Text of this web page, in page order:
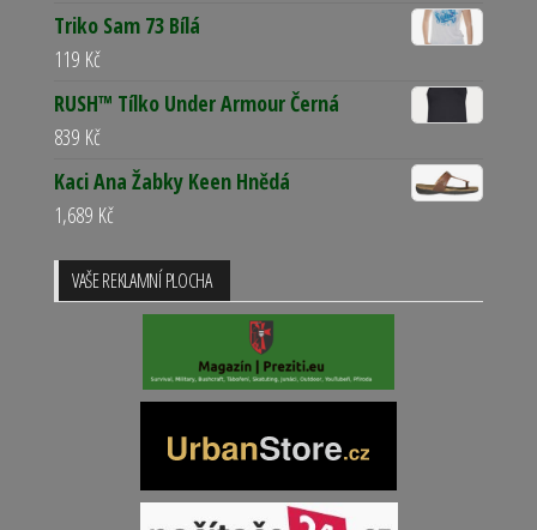
Triko Sam 73 Bílá
119 Kč
RUSH™ Tílko Under Armour Černá
839 Kč
Kaci Ana Žabky Keen Hnědá
1,689 Kč
VAŠE REKLAMNÍ PLOCHA